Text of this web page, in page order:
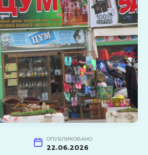
ОПУБЛИКОВАНО
22.06.2026